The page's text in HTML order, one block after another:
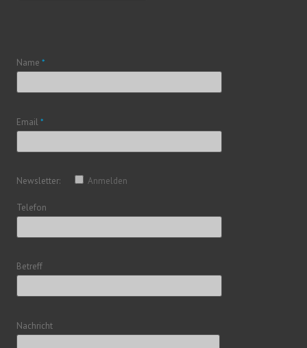
Name *
Email *
Newsletter: Anmelden
Telefon
Betreff
Nachricht